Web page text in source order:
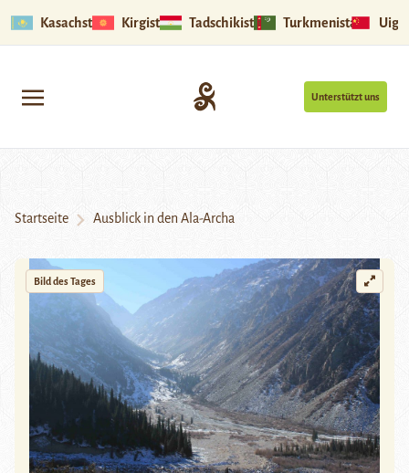
Kasachstan Kirgistan Tadschikistan Turkmenistan
Unterstützt uns
Startseite Ausblick in den Ala-Archa
Bild des Tages